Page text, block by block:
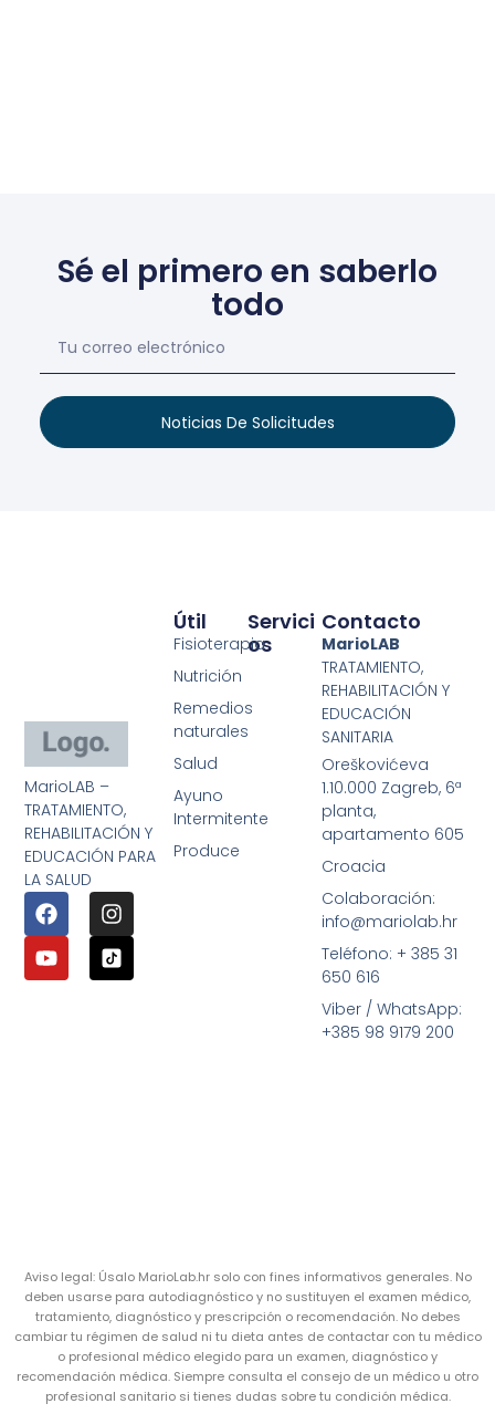
Sé el primero en saberlo
todo
Noticias De Solicitudes
MarioLAB –
TRATAMIENTO,
REHABILITACIÓN Y
EDUCACIÓN PARA
LA SALUD
Servici
Os
Útil
Fisioterapia
Nutrición
Remedios
naturales
Salud
Ayuno
Intermitente
Produce
Contacto
MarioLAB
TRATAMIENTO,
REHABILITACIÓN Y
EDUCACIÓN
SANITARIA
Oreškovićeva
1.10.000 Zagreb, 6ª
planta,
apartamento 605
Croacia
Colaboración:
info@mariolab.hr
Teléfono: + 385 31
650 616
Viber / WhatsApp:
+385 98 9179 200
Aviso legal: Úsalo MarioLab.hr solo con fines informativos generales. No
deben usarse para autodiagnóstico y no sustituyen el examen médico,
tratamiento, diagnóstico y prescripción o recomendación. No debes
cambiar tu régimen de salud ni tu dieta antes de contactar con tu médico
o profesional médico elegido para un examen, diagnóstico y
recomendación médica. Siempre consulta el consejo de un médico u otro
profesional sanitario si tienes dudas sobre tu condición médica.